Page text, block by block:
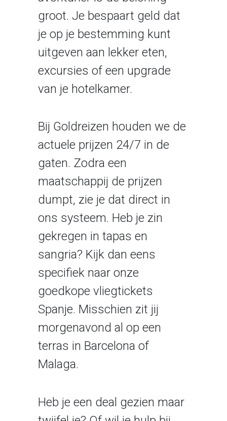
groot. Je bespaart geld dat
je op je bestemming kunt
uitgeven aan lekker eten,
excursies of een upgrade
van je hotelkamer.
Bij Goldreizen houden we de
actuele prijzen 24/7 in de
gaten. Zodra een
maatschappij de prijzen
dumpt, zie je dat direct in
ons systeem. Heb je zin
gekregen in tapas en
sangria? Kijk dan eens
specifiek naar onze
goedkope vliegtickets
Spanje. Misschien zit jij
morgenavond al op een
terras in Barcelona of
Malaga.
Heb je een deal gezien maar